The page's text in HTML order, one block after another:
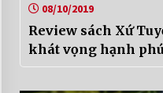
08/10/2019
Review sách Xứ
khát vọng hạnh